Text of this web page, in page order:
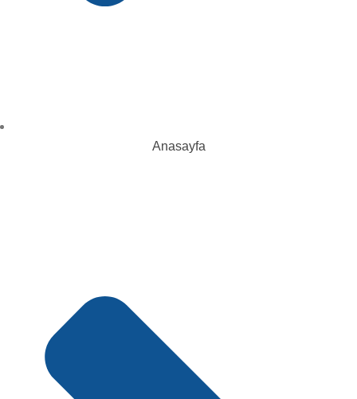
Anasayfa